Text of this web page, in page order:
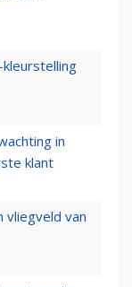
kleurstelling
in
klant
vliegveld van